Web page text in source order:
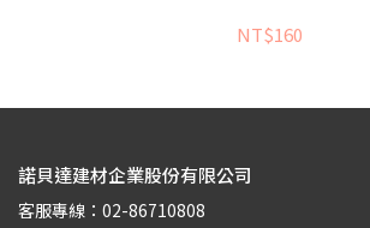
NT$160
諾貝達建材企業股份有限公司
客服專線：02-86710808